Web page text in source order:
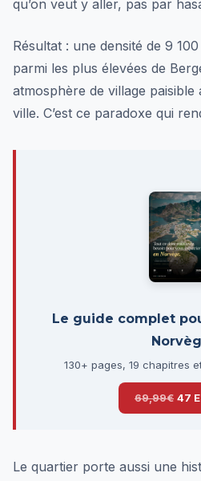
qu’on veut y aller, pas par
Résultat : une densité de 9
parmi les plus élevées de
atmosphère de village
ville. C’est ce paradoxe qui
Le guide complet
130+ pages, 19 chapitres
69,99€ 47
Le quartier porte aussi une